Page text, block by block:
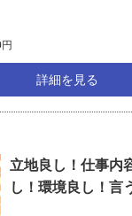
詳細を見る
立地良し！仕事内
し！環境良し！言